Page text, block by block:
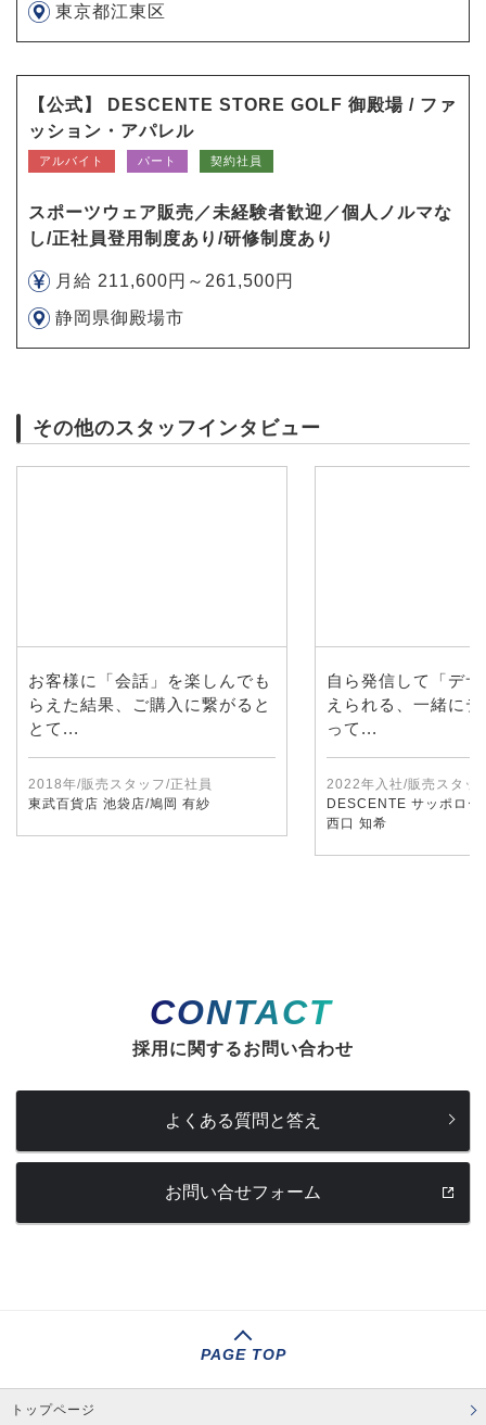
東京都江東区
【公式】 DESCENTE STORE GOLF 御殿場 / ファ
ッション・アパレル
アルバイト パート 契約社員
スポーツウェア販売／未経験者歓迎／個人ノルマな
し/正社員登用制度あり/研修制度あり
月給 211,600円～261,500円
静岡県御殿場市
その他のスタッフインタビュー
お客様に「会話」を楽しんでも
らえた結果、ご購入に繋がると
とて...
2018年/販売スタッフ/正社員
東武百貨店 池袋店/鳩岡 有紗
自ら発信して「デ
えられる、一緒に
って...
2022年入社/販売スタッ
DESCENTE サッポロー
西口 知希
CONTACT
採用に関するお問い合わせ
よくある質問と答え
お問い合せフォーム
PAGE TOP
トップページ